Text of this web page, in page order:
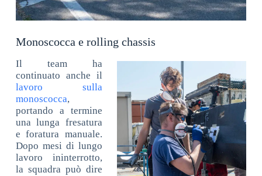
Monoscocca e rolling chassis
Il team ha
continuato anche il
lavoro sulla
monoscocca,
portando a termine
una lunga fresatura
e foratura manuale.
Dopo mesi di lungo
lavoro ininterrotto,
la squadra può dire